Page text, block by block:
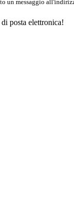
un messaggio
posta elettronica!